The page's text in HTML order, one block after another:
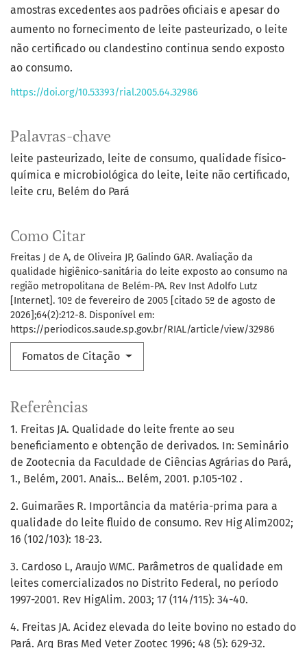
Palavras-chave
leite pasteurizado leite de consumo qualidade físico-
química e microbiológica do leite leite não certificado
leite cru Belém do Pará
Como Citar
Freitas J de A, de Oliveira JP, Galindo GAR. Avaliação da
qualidade higiênico-sanitária do leite exposto ao consumo na
região metropolitana de Belém-PA. Rev Inst Adolfo Lutz
[Internet]. 10º de fevereiro de 2005 [citado 5º de agosto de
2026];64(2):212-8. Disponível em:
https://periodicos.saude.sp.gov.br/RIAL/article/view/32986
Fomatos de Citação
amostras excedentes aos padrões oficiais e apesar do
aumento no fornecimento de leite pasteurizado, o leite
não certificado ou clandestino continua sendo exposto
ao consumo.
https://doi.org/10.53393/rial.2005.64.32986
Referências
1. Freitas JA. Qualidade do leite frente ao seu
beneficiamento e obtenção de derivados. In: Seminário
de Zootecnia da Faculdade de Ciências Agrárias do Pará,
1., Belém, 2001. Anais... Belém, 2001. p.105-102 .
2. Guimarães R. Importância da matéria-prima para a
qualidade do leite fluido de consumo. Rev Hig Alim2002;
16 (102/103): 18-23.
3. Cardoso L, Araujo WMC. Parâmetros de qualidade em
leites comercializados no Distrito Federal, no período
1997-2001. Rev HigAlim. 2003; 17 (114/115): 34-40.
4. Freitas JA. Acidez elevada do leite bovino no estado do
Pará. Arq Bras Med Veter Zootec 1996; 48 (5): 629-32.